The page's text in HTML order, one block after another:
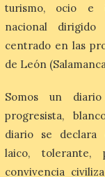
turismo, ocio e
nacional
centrado en las
de León
Somos un diario
progresista,
diario se declara
laico, tolerante,
convivencia